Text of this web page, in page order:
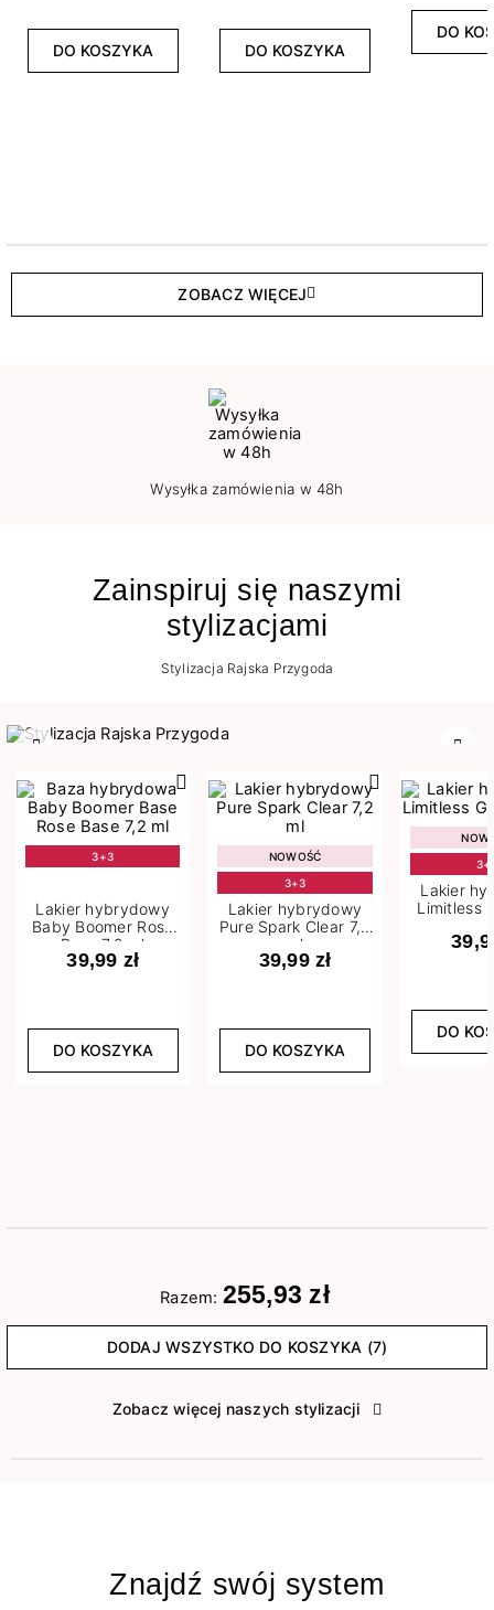
DO KOSZYKA DO KOSZYKA
DO
ZOBACZ WIĘCEJ
Wysyłka zamówienia w 48h
Zainspiruj się naszymi
stylizacjami
Stylizacja Rajska Przygoda
3+3
Lakier hybrydowy
Baby Boomer Rose
Base 7,2 ml
39,99 zł
DO KOSZYKA
NOWOŚĆ
3+3
Lakier hybrydowy
Pure Spark Clear 7,2
ml
39,99 zł
DO KOSZYKA
Lakier
Limitless
DO
Razem: 255,93 zł
DODAJ WSZYSTKO DO KOSZYKA (7)
Zobacz więcej naszych stylizacji
Znajdź swój system